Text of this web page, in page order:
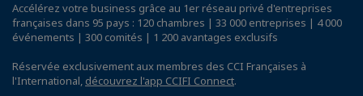
Accélérez votre business grâce au 1er réseau privé d'entreprises
françaises dans 95 pays : 120 chambres | 33 000 entreprises | 4 000
événements | 300 comités | 1 200 avantages exclusifs
Réservée exclusivement aux membres des CCI Françaises à
l'International, découvrez l'app CCIFI Connect.